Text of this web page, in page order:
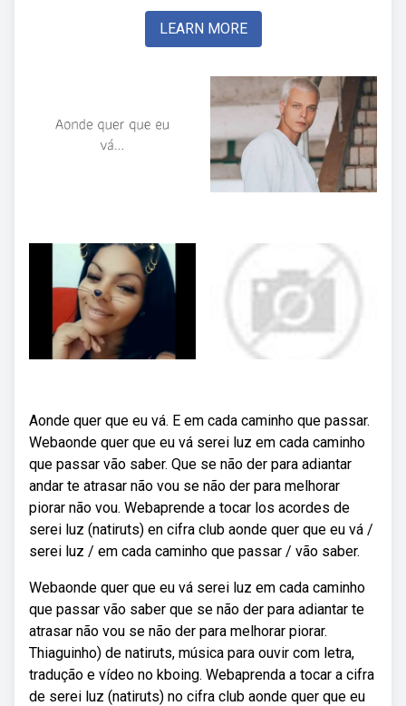
LEARN MORE
Aonde quer que eu vá. E em cada caminho que passar.
Webaonde quer que eu vá serei luz em cada caminho
que passar vão saber. Que se não der para adiantar
andar te atrasar não vou se não der para melhorar
piorar não vou. Webaprende a tocar los acordes de
serei luz (natiruts) en cifra club aonde quer que eu vá /
serei luz / em cada caminho que passar / vão saber.
Webaonde quer que eu vá serei luz em cada caminho
que passar vão saber que se não der para adiantar te
atrasar não vou se não der para melhorar piorar.
Thiaguinho) de natiruts, música para ouvir com letra,
tradução e vídeo no kboing. Webaprenda a tocar a cifra
de serei luz (natiruts) no cifra club aonde quer que eu